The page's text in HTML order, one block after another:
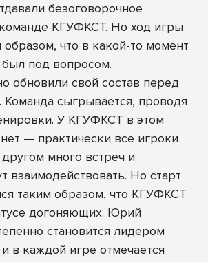
безоговорочное
КГУФКСТ. Но ход игры
что в какой-то момент
был под вопросом.
обновили свой состав перед
сыгрывается, проводя
У КГУФКСТ в этом
— практически все игроки
много встреч и
взаимодействовать. Но старт
таким образом, что КГУФКСТ
догоняющих. Юрий
становится лидером
в каждой игре отмечается